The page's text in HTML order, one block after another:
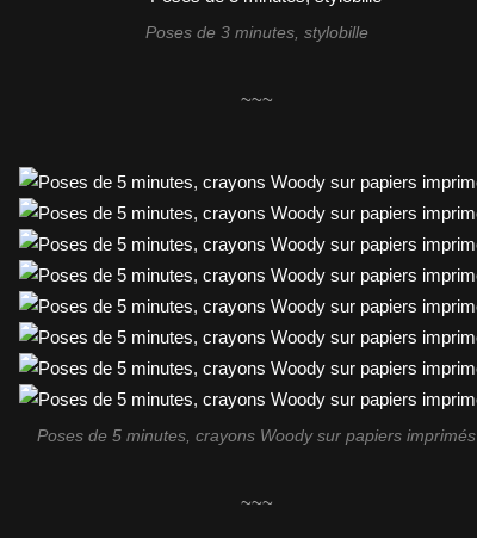
Poses de 3 minutes, stylobille
~~~
Poses de 5 minutes, crayons Woody sur papiers imprimés
~~~